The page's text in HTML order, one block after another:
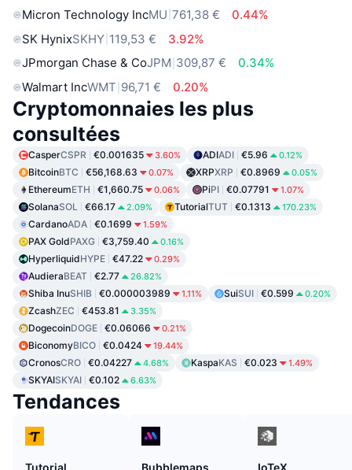
Micron Technology IncMU 761,38 €
0.44%
SK HynixSKHY 119,53 €
3.92%
JPmorgan Chase & CoJPM 309,87 €
0.34%
Walmart IncWMT 96,71 € 0.20%
Cryptomonnaies les plus
consultées
CasperCSPR €0.001635 3.60% ADIADI €5.96 0.12%
BitcoinBTC €56,168.63 0.07% XRPXRP €0.8969 0.05%
EthereumETH €1,660.75 0.06% PiPI €0.07791 1.07%
SolanaSOL €66.17 2.09% TutorialTUT €0.1313 170.23%
CardanoADA €0.1699 1.59%
PAX GoldPAXG €3,759.40 0.16%
HyperliquidHYPE €47.22 0.29%
AudieraBEAT €2.77 26.82%
Shiba InuSHIB €0.000003989 1.11% SuiSUI €0.599 0.20%
ZcashZEC €453.81 3.35%
DogecoinDOGE €0.06066 0.21%
BiconomyBICO €0.0424 19.44%
CronosCRO €0.04227 4.68% KaspaKAS €0.023 1.49%
SKYAISKYAI €0.102 6.63%
Tendances